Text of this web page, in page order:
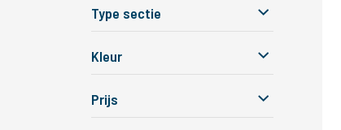
Type sectie
Kleur
Prijs